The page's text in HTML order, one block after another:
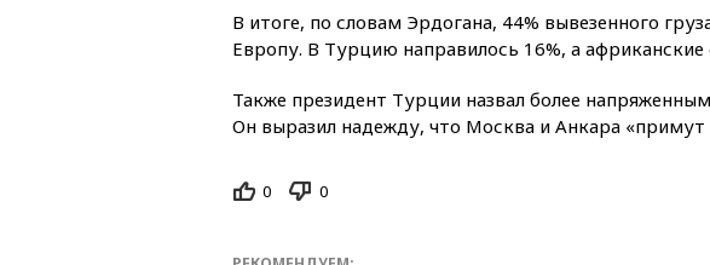
В итоге, по словам Эрдогана, 44% вывезенного
Европу. В Турцию направилось 16%, а африканские
Также президент Турции назвал более
Он выразил надежду, что Москва и Анкара
0 0